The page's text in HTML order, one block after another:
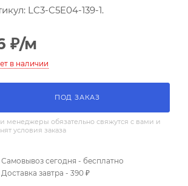
LC3-C5E04-139-1.
₽/м
в наличии
ПОД ЗАКАЗ
менеджеры обязательно свяжутся с вами и
условия заказа
Самовывоз сегодня - бесплатно
Доставка завтра - 390 ₽